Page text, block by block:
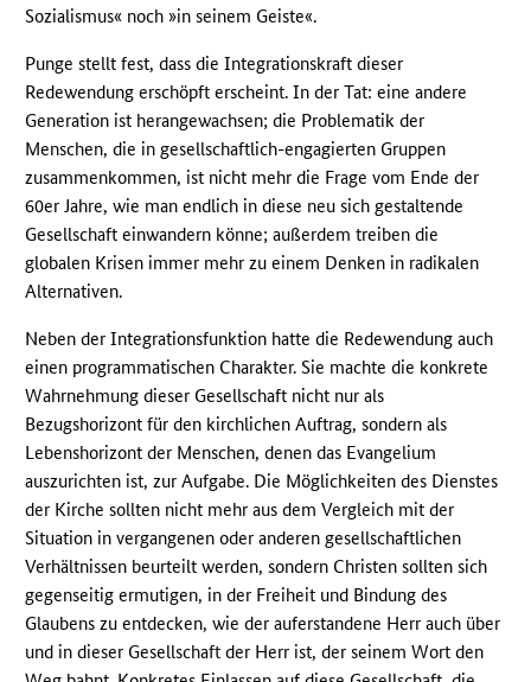
Sozialismus« noch »in seinem Geiste«.
Punge stellt fest, dass die Integrationskraft dieser
Redewendung erschöpft erscheint. In der Tat: eine andere
Generation ist herangewachsen; die Problematik der
Menschen, die in gesellschaftlich-engagierten Gruppen
zusammenkommen, ist nicht mehr die Frage vom Ende der
60er Jahre, wie man endlich in diese neu sich gestaltende
Gesellschaft einwandern könne; außerdem treiben die
globalen Krisen immer mehr zu einem Denken in radikalen
Alternativen.
Neben der Integrationsfunktion hatte die Redewendung auch
einen programmatischen Charakter. Sie machte die konkrete
Wahrnehmung dieser Gesellschaft nicht nur als
Bezugshorizont für den kirchlichen Auftrag, sondern als
Lebenshorizont der Menschen, denen das Evangelium
auszurichten ist, zur Aufgabe. Die Möglichkeiten des Dienstes
der Kirche sollten nicht mehr aus dem Vergleich mit der
Situation in vergangenen oder anderen gesellschaftlichen
Verhältnissen beurteilt werden, sondern Christen sollten sich
gegenseitig ermutigen, in der Freiheit und Bindung des
Glaubens zu entdecken, wie der auferstandene Herr auch über
und in dieser Gesellschaft der Herr ist, der seinem Wort den